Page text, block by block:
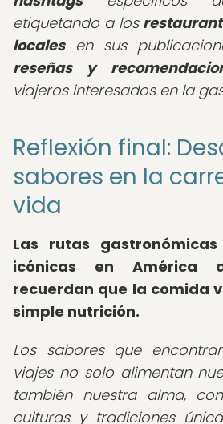
etiquetando a los
localesen sus
reseñas y
viajeros interesados en la
Reflexión final:
sabores en la
vida
Las rutas
icónicas en América
recuerdan que la comida
simple nutrición.
Los sabores que
viajes no solo alimentan
también nuestra alma,
culturas y tradiciones